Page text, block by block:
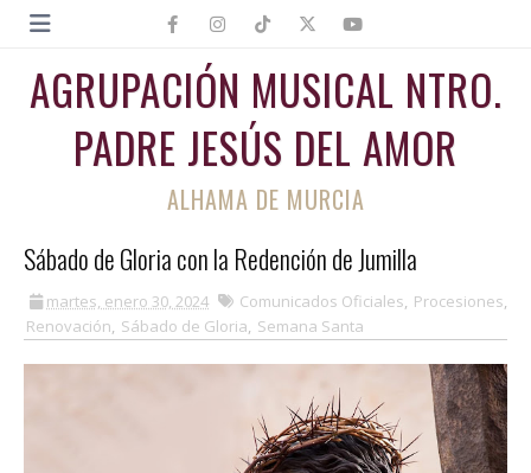
AGRUPACIÓN MUSICAL NTRO.
PADRE JESÚS DEL AMOR
ALHAMA DE MURCIA
Sábado de Gloria con la Redención de Jumilla
martes, enero 30, 2024 Comunicados Oficiales, Procesiones,
Renovación, Sábado de Gloria, Semana Santa